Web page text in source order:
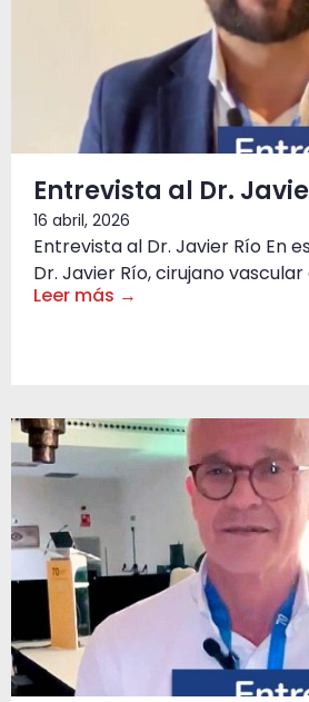
Entrevista al Dr.
16 abril, 2026
Entrevista al Dr. Javier Río En
Dr. Javier Río, cirujano vascular
Leer más →